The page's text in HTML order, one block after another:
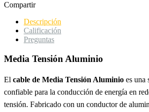
Compartir
Descripción
Calificación
Preguntas
Media Tensión Aluminio
El cable de Media Tensión Aluminio es una
confiable para la conducción de energía en
tensión. Fabricado con un conductor de